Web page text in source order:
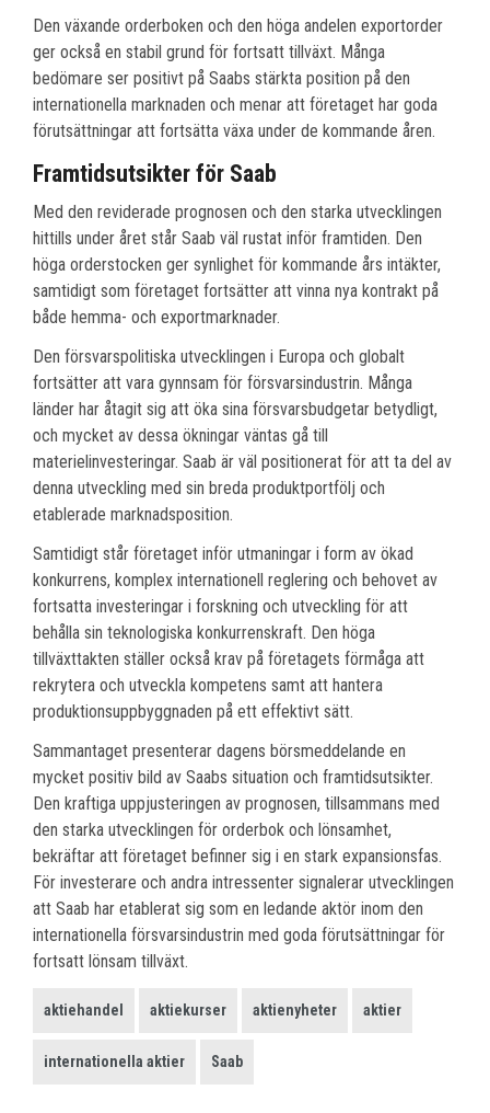
Den växande orderboken och den höga andelen exportorder
ger också en stabil grund för fortsatt tillväxt. Många
bedömare ser positivt på Saabs stärkta position på den
internationella marknaden och menar att företaget har goda
förutsättningar att fortsätta växa under de kommande åren.
Framtidsutsikter för Saab
Med den reviderade prognosen och den starka utvecklingen
hittills under året står Saab väl rustat inför framtiden. Den
höga orderstocken ger synlighet för kommande års intäkter,
samtidigt som företaget fortsätter att vinna nya kontrakt på
både hemma- och exportmarknader.
Den försvarspolitiska utvecklingen i Europa och globalt
fortsätter att vara gynnsam för försvarsindustrin. Många
länder har åtagit sig att öka sina försvarsbudgetar betydligt,
och mycket av dessa ökningar väntas gå till
materielinvesteringar. Saab är väl positionerat för att ta del av
denna utveckling med sin breda produktportfölj och
etablerade marknadsposition.
Samtidigt står företaget inför utmaningar i form av ökad
konkurrens, komplex internationell reglering och behovet av
fortsatta investeringar i forskning och utveckling för att
behålla sin teknologiska konkurrenskraft. Den höga
tillväxttakten ställer också krav på företagets förmåga att
rekrytera och utveckla kompetens samt att hantera
produktionsuppbyggnaden på ett effektivt sätt.
Sammantaget presenterar dagens börsmeddelande en
mycket positiv bild av Saabs situation och framtidsutsikter.
Den kraftiga uppjusteringen av prognosen, tillsammans med
den starka utvecklingen för orderbok och lönsamhet,
bekräftar att företaget befinner sig i en stark expansionsfas.
För investerare och andra intressenter signalerar utvecklingen
att Saab har etablerat sig som en ledande aktör inom den
internationella försvarsindustrin med goda förutsättningar för
fortsatt lönsam tillväxt.
aktiehandel aktiekurser aktienyheter aktier
internationella aktier Saab